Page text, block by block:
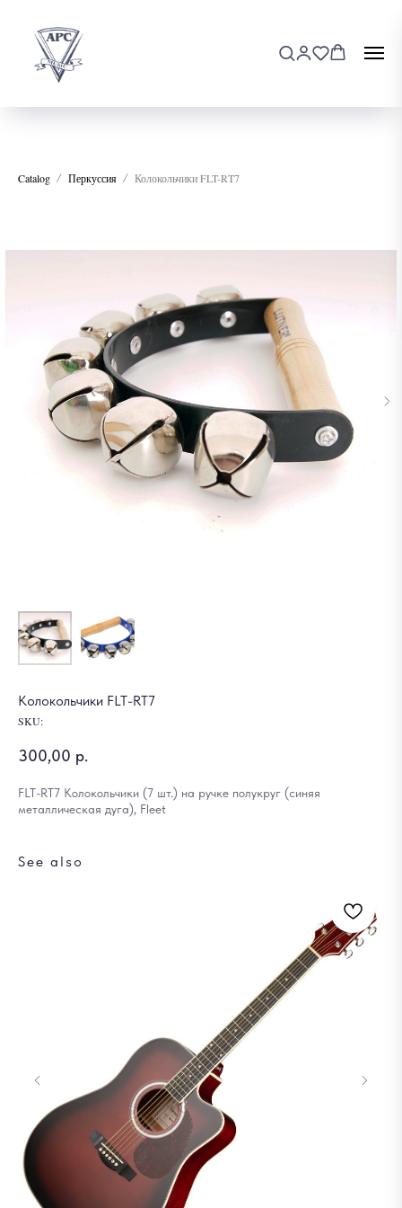
Catalog Перкуссия Колокольчики FLT-RT7
Колокольчики FLT-RT7
SKU:
300,00 р.
FLT-RT7 Колокольчики (7 шт.) на ручке полукруг (синяя
металлическая дуга), Fleet
See also